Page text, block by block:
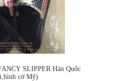
SLIPPER Hàn Quốc
cờ Mỹ)